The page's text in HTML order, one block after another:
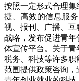
按照一定形式合理
捷、高效的信息服
视、报刊、广播、
战略，发布促进青
体宣传平台。关于青
税务、科技等许多
范围提供政策咨询